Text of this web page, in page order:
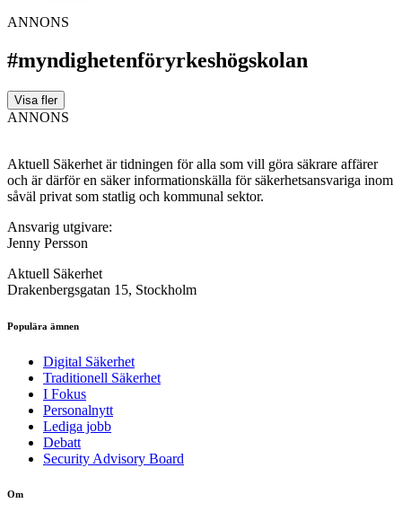
ANNONS
#myndighetenföryrkeshögskolan
Visa fler
ANNONS
Aktuell Säkerhet är tidningen för alla som vill göra säkrare affärer
och är därför en säker informationskälla för säkerhets­ansvariga inom
såväl privat som statlig och kommunal sektor.
Ansvarig utgivare:
Jenny Persson
Aktuell Säkerhet
Drakenbergsgatan 15, Stockholm
Populära ämnen
Digital Säkerhet
Traditionell Säkerhet
I Fokus
Personalnytt
Lediga jobb
Debatt
Security Advisory Board
Om